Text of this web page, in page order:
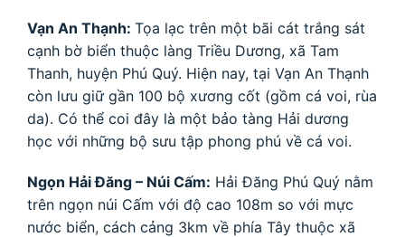
Vạn An Thạnh: Tọa lạc trên một bãi cát trắng sát
cạnh bờ biển thuộc làng Triều Dương, xã Tam
Thanh, huyện Phú Quý. Hiện nay, tại Vạn An Thạnh
còn lưu giữ gần 100 bộ xương cốt (gồm cá voi, rùa
da). Có thể coi đây là một bảo tàng Hải dương
học với những bộ sưu tập phong phú về cá voi.
Ngọn Hải Đăng – Núi Cấm: Hải Đăng Phú Quý nằm
trên ngọn núi Cấm với độ cao 108m so với mực
nước biển, cách cảng 3km về phía Tây thuộc xã